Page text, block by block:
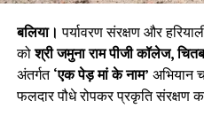
बलिया। पर्यावरण संरक्षण और
कोश्री जमुना राम पीजी कॉलेज,
अंतर्गत‘एक पेड़ मां के नाम’ अभियान
फलदार पौधे रोपकर प्रकृति संरक्षण